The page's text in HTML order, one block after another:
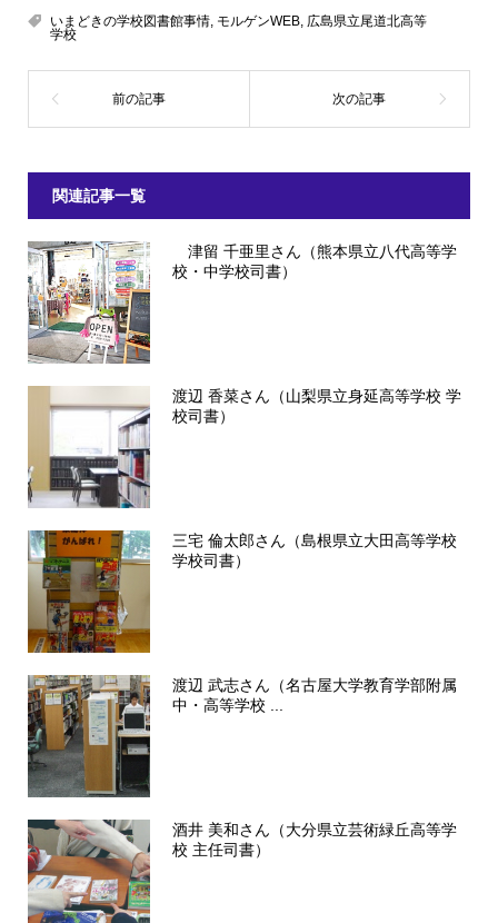
いまどきの学校図書館事情, モルゲンWEB, 広島県立尾道北高等
学校
関連記事一覧
津留 千亜里さん（熊本県立八代高等学
校・中学校司書）
渡辺 香菜さん（山梨県立身延高等学校 学
校司書）
三宅 倫太郎さん（島根県立大田高等学校
学校司書）
渡辺 武志さん（名古屋大学教育学部附属
中・高等学校 ...
酒井 美和さん（大分県立芸術緑丘高等学
校 主任司書）